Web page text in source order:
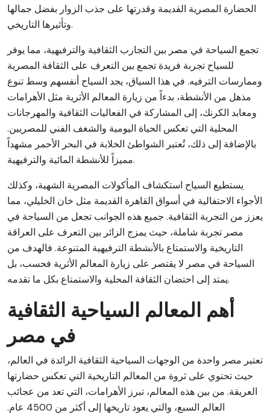
الحضارة المصرية القديمة وقدرتها على جذب الزوار بفضل جمالها
وتأثيرها التاريخي.
تجمع السياحة في مصر بين التجارب الثقافية والترفيهية، مما يوفر
للسياح تجربة فريدة تجمع بين التعرف على الثقافة المصرية
وممارسات الترفيه. في هذا السياق، يجد السياح أنفسهم وسط تنوع
مذهل من الأنشطة، بدءاً من زيارة المعالم الأثرية مثل الأهرامات
ومعابد الكرنك، إلى المشاركة في الفعاليات الثقافية والمهرجانات
المحلية التي تعكس الحياة اليومية والشغف الفني للمصريين.
بالإضافة إلى ذلك، تُعتبر الشواطئ الخلابة في البحر الأحمر مشهداً
مميزاً للأنشطة المائية والترفيهية.
يستطيع السياح استكشاف المأكولات المصرية الشهية، وكذلك
الأجواء الاحتفالية في أسواق القاهرة القديمة مثل خان الخليلي، مما
يعزز من التجربة الثقافية. جميع هذه الجوانب تجعل من السياحة في
مصر تجربة شاملة، حيث يمزج الزائر بين التعرف على العراقة
التاريخية والاستمتاع بالأنشطة الترفيهية المتنوعة. فالهدف من
السياحة في مصر لا يقتصر على زيارة المعالم الأثرية فحسب، بل
يمتد إلى احتضان الثقافة المحلية والاستمتاع بكل ما تقدمه.
أهم المعالم السياحية الثقافية
في مصر
تعتبر مصر واحدة من الوجهات السياحية الثقافية الرائدة في العالم،
حيث تحتوي على ثروة من المعالم التاريخية التي تعكس حضارتها
العريقة. من بين هذه المعالم، تبرز الأهرامات، التي تعد من عجائب
العالم السبع، والتي يعود تاريخها إلى أكثر من 4500 عام.